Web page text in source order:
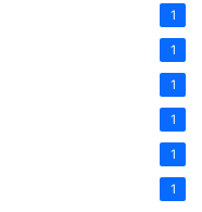
1
1
1
1
1
1